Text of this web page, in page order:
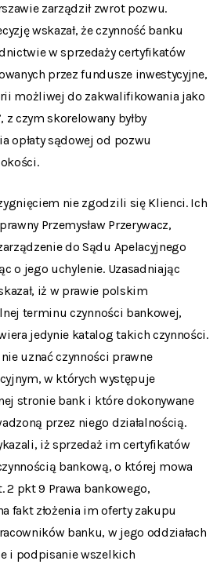
zarządził zwrot pozwu.
wskazał, że czynność banku
w sprzedaży certyfikatów
przez fundusze inwestycyjne,
możliwej do zakwalifikowania jako
z czym skorelowany byłby
opłaty sądowej od pozwu
nie zgodzili się Klienci. Ich
Przemysław Przerywacz,
do Sądu Apelacyjnego
o jego uchylenie. Uzasadniając
iż w prawie polskim
terminu czynności bankowej,
jedynie katalog takich czynności.
uznać czynności prawne
w których występuje
stronie bank i które dokonywane
przez niego działalnością.
iż sprzedaż im certyfikatów
bankową, o której mowa
2 pkt 9 Prawa bankowego,
fakt złożenia im oferty zakupu
banku, w jego oddziałach
i podpisanie wszelkich